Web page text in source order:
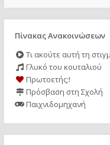
Πίνακας Ανακοινώσεων
Τι ακούτε αυτή τη
Γλυκό του κουταλιού
Πρωτοετής;!
Πρόσβαση στη Σχολή
Παιχνιδομηχανή